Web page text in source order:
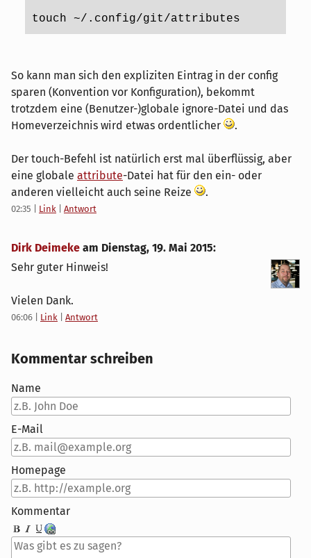
touch ~/.config/git/attributes
So kann man sich den expliziten Eintrag in der config
sparen (Konvention vor Konfiguration), bekommt
trotzdem eine (Benutzer-)globale ignore-Datei und das
Homeverzeichnis wird etwas ordentlicher
.
Der touch-Befehl ist natürlich erst mal überflüssig, aber
eine globale attribute-Datei hat für den ein- oder
anderen vielleicht auch seine Reize
.
02:35 Link Antwort
Dirk Deimeke am Dienstag, 19. Mai 2015:
Sehr guter Hinweis!
Vielen Dank.
06:06 Link Antwort
Kommentar schreiben
Name
E-Mail
Homepage
Kommentar